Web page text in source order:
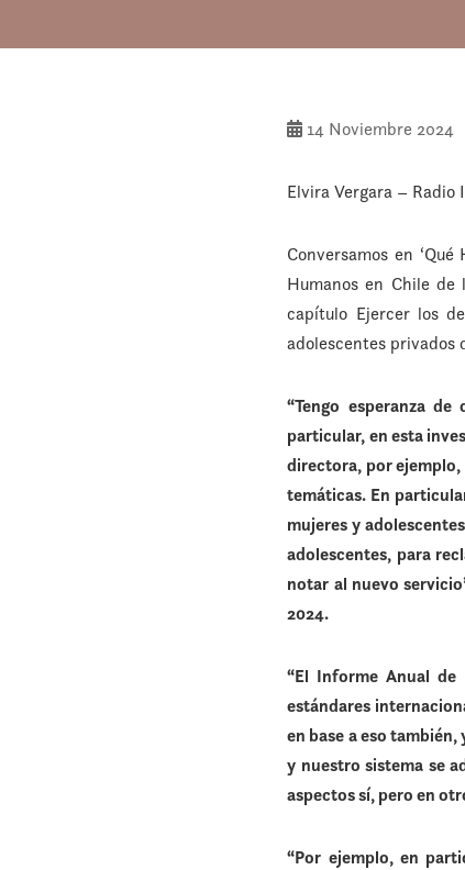
14 Noviembre 2024
Elvira Vergara – Radio
Conversamos en
Humanos en Chile de
capítulo Ejercer los
adolescentes privados
“Tengo esperanza
particular, en esta
directora, por ejemplo,
temáticas. En
mujeres y
adolescentes, para
notar al nuevo
2024.
“El Informe Anual de
estándares
en base a eso
y nuestro sistema se
aspectos sí, pero en
“Por ejemplo, en